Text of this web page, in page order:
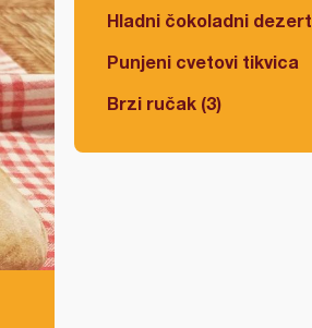
Hladni čokoladni dezert
Punjeni cvetovi tikvica
Brzi ručak (3)